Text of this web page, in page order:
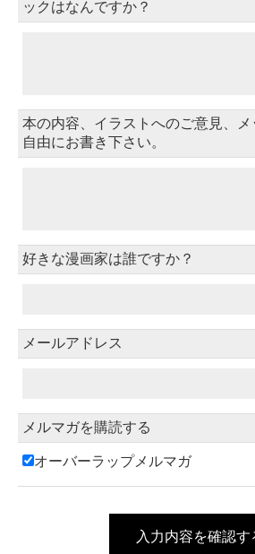
ックはなんですか？
本の内容、イラストへのご意見、
自由にお書き下さい。
好きな漫画家は誰ですか？
メールアドレス
メルマガを購読する
オーバーラップメルマガ
入力内容を確認す